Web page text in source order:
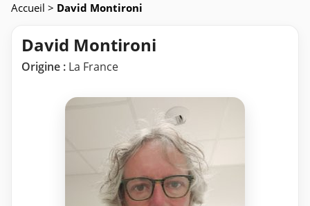
Accueil > David Montironi
David Montironi
Origine : La France